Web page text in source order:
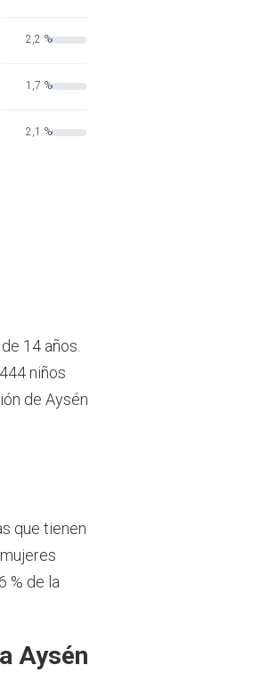
2,2 %
1,7 %
2,1 %
14 años.
niños
de Aysén
que tienen
% de la
Aysén